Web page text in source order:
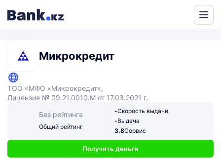
Микрокредит
ТОО «МФО «Микрокредит»,
Лицензия № 09.21.0010.М от 17.03.2021 г.
Без рейтинга
Общий рейтинг
-Скорость выдачи
-Выдача
3.8Сервис
Получить деньги